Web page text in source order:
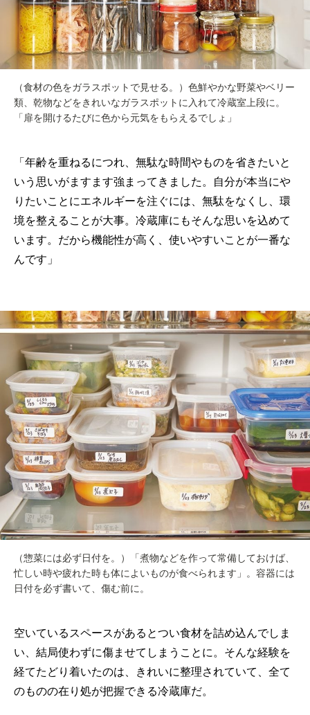
（食材の色をガラスポットで見せる。）色鮮やかな野菜やベリー
類、乾物などをきれいなガラスポットに入れて冷蔵室上段に。
「扉を開けるたびに色から元気をもらえるでしょ」
「年齢を重ねるにつれ、無駄な時間やものを省きたいと
いう思いがますます強まってきました。自分が本当にや
りたいことにエネルギーを注ぐには、無駄をなくし、環
境を整えることが大事。冷蔵庫にもそんな思いを込めて
います。だから機能性が高く、使いやすいことが一番な
んです」
（惣菜には必ず日付を。）「煮物などを作って常備しておけば、
忙しい時や疲れた時も体によいものが食べられます」。容器には
日付を必ず書いて、傷む前に。
空いているスペースがあるとつい食材を詰め込んでしま
い、結局使わずに傷ませてしまうことに。そんな経験を
経てたどり着いたのは、きれいに整理されていて、全て
のものの在り処が把握できる冷蔵庫だ。